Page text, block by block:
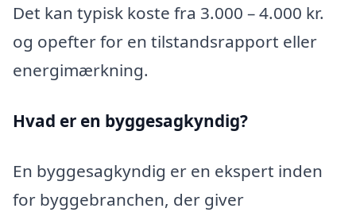
Det kan typisk koste fra 3.000 – 4.000 kr.
og opefter for en tilstandsrapport eller
energimærkning.
Hvad er en byggesagkyndig?
En byggesagkyndig er en ekspert inden
for byggebranchen, der giver